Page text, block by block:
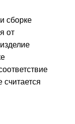
сборке
от